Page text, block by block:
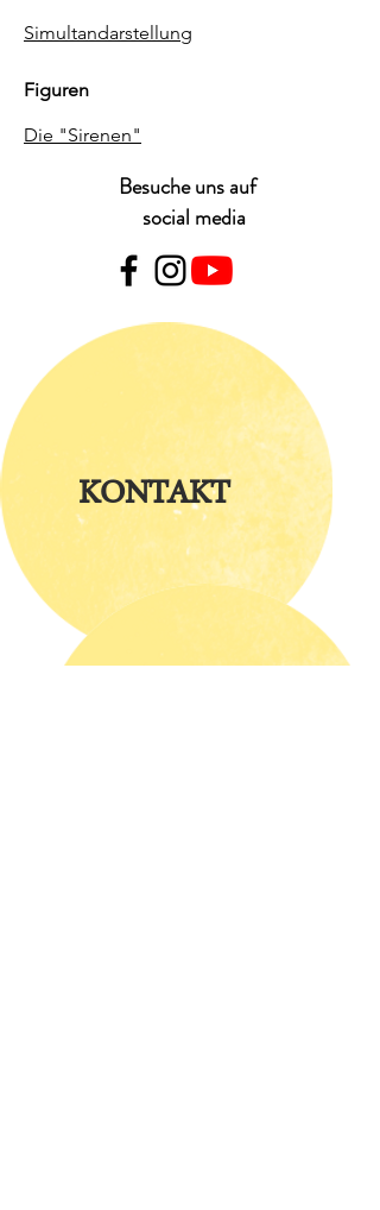
Simultandarstellung
Figuren
Die "Sirenen"
Besuche uns auf
social media
KONTAKT